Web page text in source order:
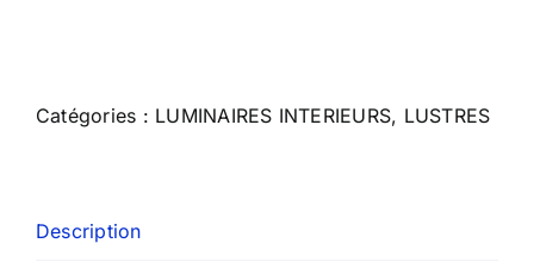
Catégories : LUMINAIRES INTERIEURS, LUSTRES
Description